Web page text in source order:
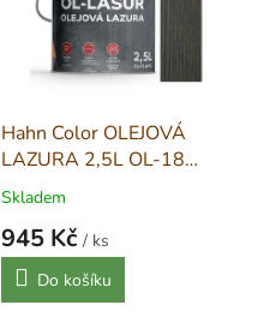
Hahn Color OLEJOVÁ
LAZURA 2,5L OL-18
Antracitově šedá -
Anthrazitgrau
Skladem
945 Kč / ks
Měrná
cena: Do košíku